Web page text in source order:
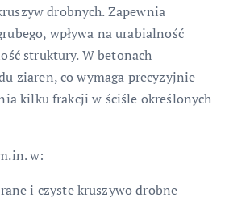
drobnych. Zapewnia
wpływa na urabialność
struktury. W betonach
ziaren, co wymaga precyzyjnie
kilku frakcji w ściśle określonych
w:
i czyste kruszywo drobne